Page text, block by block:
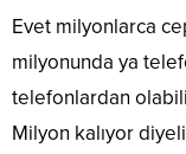
Evet milyonlarca
milyonunda ya
telefonlardan
Milyon kalıyor